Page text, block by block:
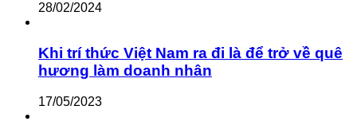
28/02/2024
Khi trí thức Việt Nam ra đi là để trở về quê
hương làm doanh nhân
17/05/2023